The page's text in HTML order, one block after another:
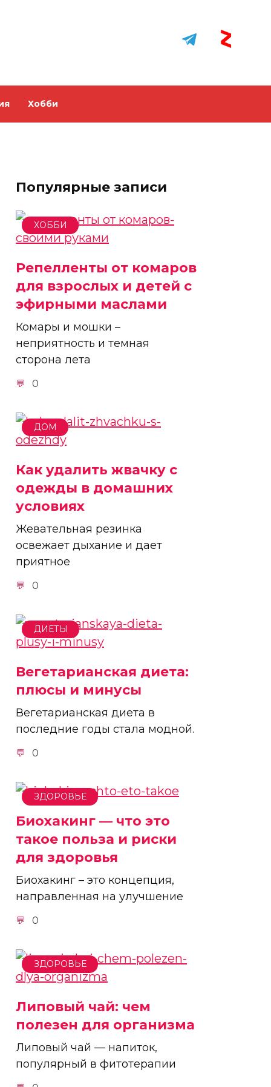
Хобби
Популярные записи
ХОББИ
Репелленты от комаров
для взрослых и детей с
эфирными маслами
Комары и мошки –
неприятность и темная
сторона лета
0
ДОМ
Как удалить жвачку с
одежды в домашних
условиях
Жевательная резинка
освежает дыхание и дает
приятное
0
ДИЕТЫ
Вегетарианская диета:
плюсы и минусы
Вегетарианская диета в
последние годы стала модной.
0
ЗДОРОВЬЕ
Биохакинг — что это
такое польза и риски
для здоровья
Биохакинг – это концепция,
направленная на улучшение
0
ЗДОРОВЬЕ
Липовый чай: чем
полезен для организма
Липовый чай — напиток,
популярный в фитотерапии